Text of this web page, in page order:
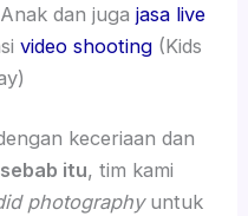
dan juga jasa live
video shooting (Kids
keceriaan dan
itu, tim kami
photographyuntuk